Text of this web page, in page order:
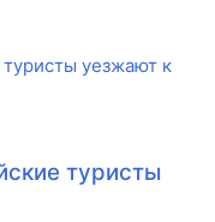
туристы